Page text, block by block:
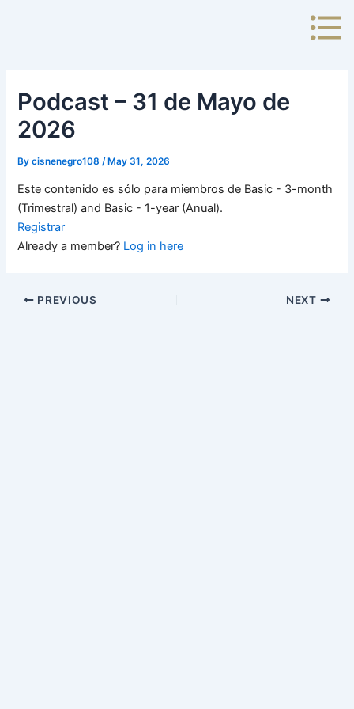
Podcast – 31 de Mayo de
2026
Bycisnenegro108 /May 31, 2026
Este contenido es sólo para miembros de Basic - 3-month
(Trimestral) and Basic - 1-year (Anual).
Registrar
Already a member? Log in here
PREVIOUS NEXT